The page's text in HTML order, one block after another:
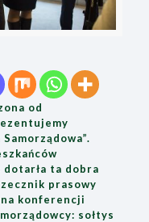
od
ta dobra
prasowy
konferencji
sołtys